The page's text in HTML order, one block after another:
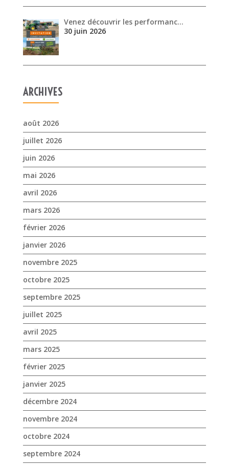
ARCHIVES
août 2026
mai 2026
mars 2026
février 2026
janvier 2026
novembre 2025
octobre 2025
septembre 2025
juillet 2025
avril 2025
mars 2025
février 2025
janvier 2025
décembre 2024
novembre 2024
octobre 2024
septembre 2024
août 2024
juin 2024
mai 2024
avril 2024
mars 2024